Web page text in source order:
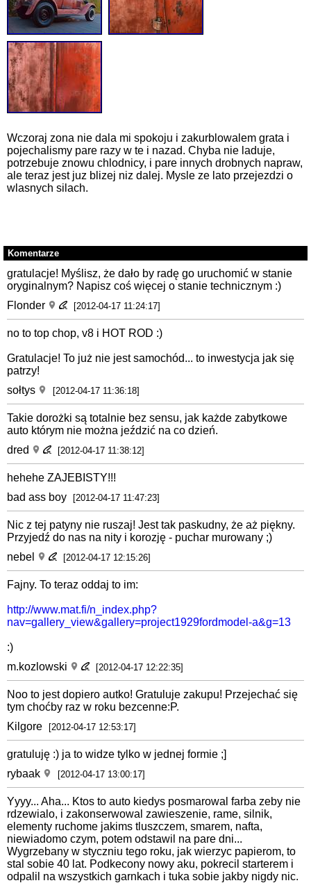
Wczoraj zona nie dala mi spokoju i zakurblowalem grata i
pojechalismy pare razy w te i nazad. Chyba nie laduje,
potrzebuje znowu chlodnicy, i pare innych drobnych napraw,
ale teraz jest juz blizej niz dalej. Mysle ze lato przejezdzi o
wlasnych silach.
Komentarze
gratulacje! Myślisz, że dało by radę go uruchomić w stanie
oryginalnym? Napisz coś więcej o stanie technicznym :)
Flonder
[2012-04-17 11:24:17]
no to top chop, v8 i HOT ROD :)
Gratulacje! To już nie jest samochód... to inwestycja jak się
patrzy!
sołtys
[2012-04-17 11:36:18]
Takie dorożki są totalnie bez sensu, jak każde zabytkowe
auto którym nie można jeździć na co dzień.
dred
[2012-04-17 11:38:12]
hehehe ZAJEBISTY!!!
bad ass boy
[2012-04-17 11:47:23]
Nic z tej patyny nie ruszaj! Jest tak paskudny, że aż piękny.
Przyjedź do nas na nity i korozję - puchar murowany ;)
nebel
[2012-04-17 12:15:26]
Fajny. To teraz oddaj to im:
http://www.mat.fi/n_index.php?
nav=gallery_view&gallery=project1929fordmodel-a&g=13
:)
m.kozlowski
[2012-04-17 12:22:35]
Noo to jest dopiero autko! Gratuluje zakupu! Przejechać się
tym choćby raz w roku bezcenne:P.
Kilgore
[2012-04-17 12:53:17]
gratuluję :) ja to widze tylko w jednej formie ;]
rybaak
[2012-04-17 13:00:17]
Yyyy... Aha... Ktos to auto kiedys posmarowal farba zeby nie
rdzewialo, i zakonserwowal zawieszenie, rame, silnik,
elementy ruchome jakims tluszczem, smarem, nafta,
niewiadomo czym, potem odstawil na pare dni...
Wygrzebany w styczniu tego roku, jak wierzyc papierom, to
stal sobie 40 lat. Podkecony nowy aku, pokrecil starterem i
odpalil na wszystkich garnkach i tuka sobie jakby nigdy nic.